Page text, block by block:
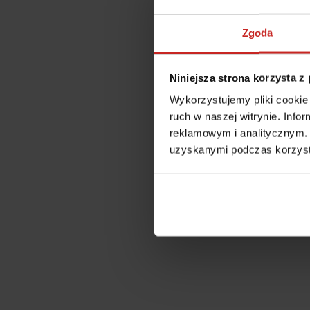
Zgoda
Niniejsza strona korzysta z
Wykorzystujemy pliki
ruch w naszej witrynie.
reklamowym i
uzyskanymi podczas